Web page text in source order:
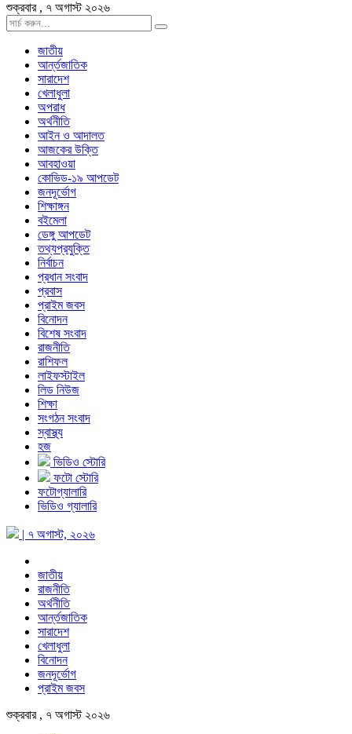
শুক্রবার , ৭ অগাস্ট ২০২৬
জাতীয়
আর্ন্তজাতিক
সারাদেশ
খেলাধুলা
অপরাধ
অর্থনীতি
আইন ও আদালত
আজকের উক্তি
আবহাওয়া
কোভিড-১৯ আপডেট
জনদূর্ভোগ
শিক্ষাঙ্গন
বইমেলা
ডেঙ্গু আপডেট
তথ্যপ্রযুক্তি
নির্বাচন
প্রধান সংবাদ
প্রবাস
প্রাইম জবস
বিনোদন
বিশেষ সংবাদ
রাজনীতি
রাশিফল
লাইফস্টাইল
লিড নিউজ
শিক্ষা
সংগঠন সংবাদ
স্বাস্থ্য
হজ
ভিডিও স্টোরি
ফটো স্টোরি
ফটোগ্যালারি
ভিডিও গ্যালারি
| ৭ অগাস্ট, ২০২৬
জাতীয়
রাজনীতি
অর্থনীতি
আর্ন্তজাতিক
সারাদেশ
খেলাধুলা
বিনোদন
জনদূর্ভোগ
প্রাইম জবস
শুক্রবার , ৭ অগাস্ট ২০২৬